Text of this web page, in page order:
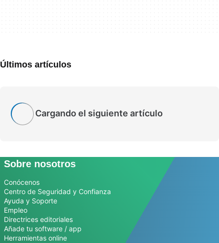
Últimos artículos
Cargando el siguiente artículo
Sobre nosotros
Conócenos
Centro de Seguridad y Confianza
Ayuda y Soporte
Empleo
Directrices editoriales
Añade tu software / app
Herramientas online